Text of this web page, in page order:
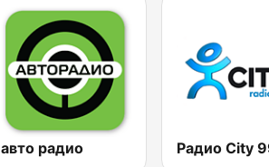
авто радио